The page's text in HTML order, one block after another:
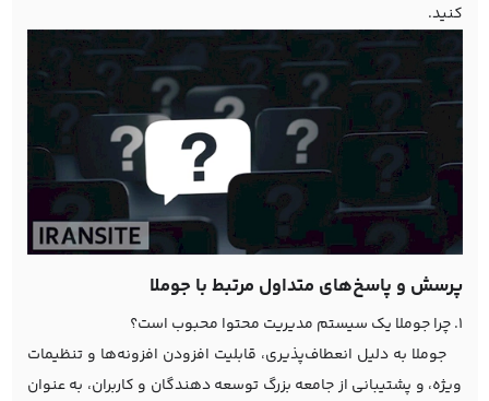
کنید.
پرسش و پاسخ‌های متداول مرتبط با جوملا
1. چرا جوملا یک سیستم مدیریت محتوا محبوب است؟
جوملا به دلیل انعطاف‌پذیری، قابلیت افزودن افزونه‌ها و تنظیمات
ویژه، و پشتیبانی از جامعه بزرگ توسعه دهندگان و کاربران، به عنوان